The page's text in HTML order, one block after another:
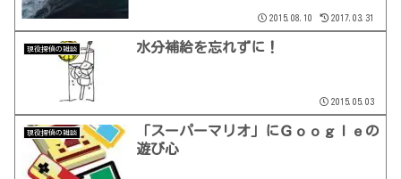
2015.08.10 2017.03.31
現役探偵の雑談 水分補給を忘れずに！
2015.05.03
現役探偵の雑談
「スーパーマリオ」にＧｏｏｇｌｅの
遊び心